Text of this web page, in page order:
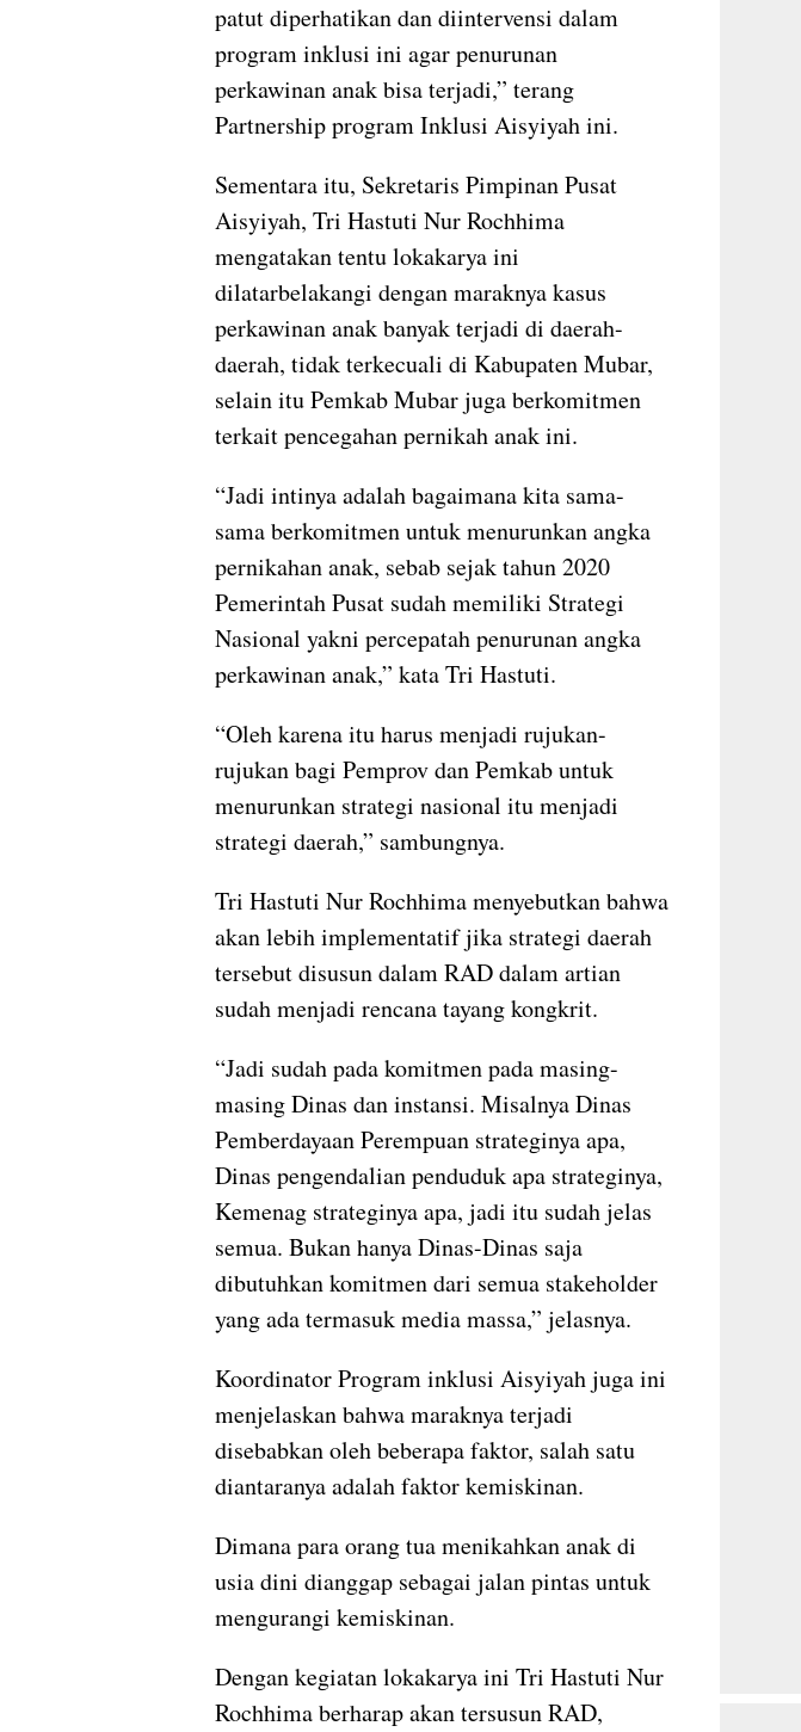
patut diperhatikan dan diintervensi dalam
program inklusi ini agar penurunan
perkawinan anak bisa terjadi,” terang
Partnership program Inklusi Aisyiyah ini.
Sementara itu, Sekretaris Pimpinan Pusat
Aisyiyah, Tri Hastuti Nur Rochhima
mengatakan tentu lokakarya ini
dilatarbelakangi dengan maraknya kasus
perkawinan anak banyak terjadi di daerah-
daerah, tidak terkecuali di Kabupaten Mubar,
selain itu Pemkab Mubar juga berkomitmen
terkait pencegahan pernikah anak ini.
“Jadi intinya adalah bagaimana kita sama-
sama berkomitmen untuk menurunkan angka
pernikahan anak, sebab sejak tahun 2020
Pemerintah Pusat sudah memiliki Strategi
Nasional yakni percepatah penurunan angka
perkawinan anak,” kata Tri Hastuti.
“Oleh karena itu harus menjadi rujukan-
rujukan bagi Pemprov dan Pemkab untuk
menurunkan strategi nasional itu menjadi
strategi daerah,” sambungnya.
Tri Hastuti Nur Rochhima menyebutkan bahwa
akan lebih implementatif jika strategi daerah
tersebut disusun dalam RAD dalam artian
sudah menjadi rencana tayang kongkrit.
“Jadi sudah pada komitmen pada masing-
masing Dinas dan instansi. Misalnya Dinas
Pemberdayaan Perempuan strateginya apa,
Dinas pengendalian penduduk apa strateginya,
Kemenag strateginya apa, jadi itu sudah jelas
semua. Bukan hanya Dinas-Dinas saja
dibutuhkan komitmen dari semua stakeholder
yang ada termasuk media massa,” jelasnya.
Koordinator Program inklusi Aisyiyah juga ini
menjelaskan bahwa maraknya terjadi
disebabkan oleh beberapa faktor, salah satu
diantaranya adalah faktor kemiskinan.
Dimana para orang tua menikahkan anak di
usia dini dianggap sebagai jalan pintas untuk
mengurangi kemiskinan.
Dengan kegiatan lokakarya ini Tri Hastuti Nur
Rochhima berharap akan tersusun RAD,